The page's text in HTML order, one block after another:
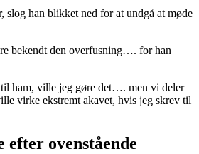
slog han blikket ned for at undgå at møde
bekendt den overfusning…. for han
ham, ville jeg gøre det…. men vi deler
virke ekstremt akavet, hvis jeg skrev til
efter ovenstående